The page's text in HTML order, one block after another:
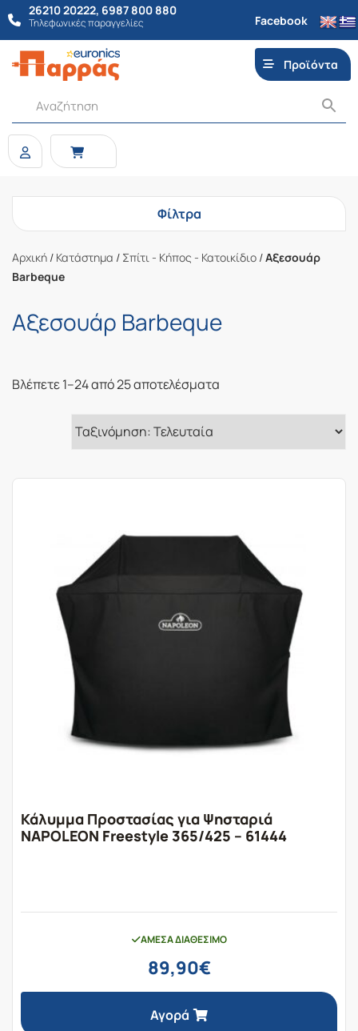
26210 20222, 6987 800 880
Τηλεφωνικές παραγγελίες Facebook
Προϊόντα
Φίλτρα
Αρχική / Κατάστημα / Σπίτι - Κήπος - Κατοικίδιο /Αξεσουάρ
Barbeque
Αξεσουάρ Barbeque
Βλέπετε 1–24 από 25 αποτελέσματα
Κάλυμμα Προστασίας για Ψησταριά
NAPOLEON Freestyle 365/425 – 61444
ΆΜΕΣΑ ΔΙΑΘΈΣΙΜΟ
89,90€
Αγορά